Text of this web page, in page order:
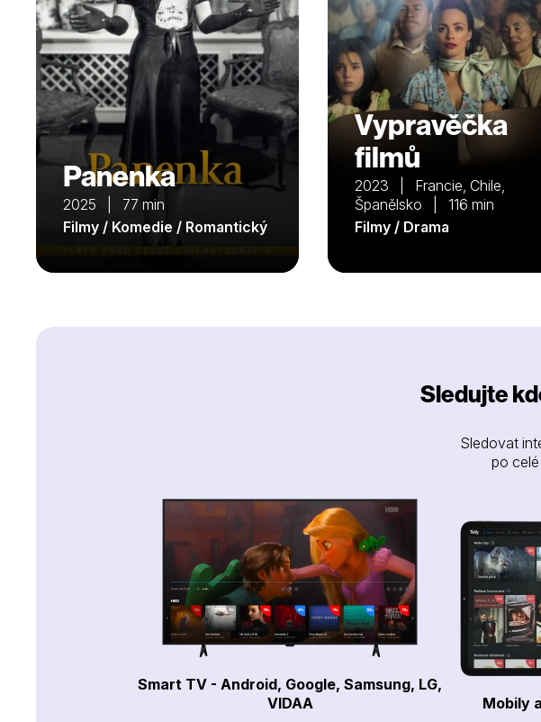
Panenka
2025 | 77 min
Filmy / Komedie / Romantický
Vypravěčka
filmů
2023 | Francie, Chile,
Španělsko | 116 min
Filmy / Drama
Sledujte
Sledovat
po
Smart TV - Android, Google, Samsung, LG,
VIDAA
Mobily